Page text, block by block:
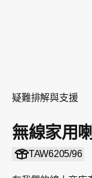
疑難排解與支援
無線家用
TAW6205/96